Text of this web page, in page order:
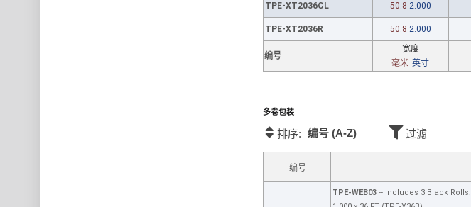
TPE-XT2036CL 50.8 2.000
TPE-XT2036R 50.8 2.000
编号
宽度
毫米 英寸
多卷包装
排序: 编号 (A-Z) 过滤
编号
TPE-WEB03-- Includes 3 Black Rolls: